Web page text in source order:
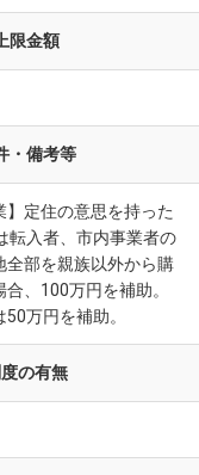
限金額
・備考等
】定住の意思を持った
転入者、市内事業者の
全部を親族以外から購
、100万円を補助。
万円を補助。
の有無